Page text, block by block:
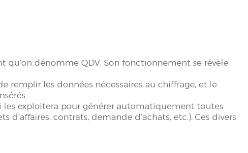
qu’on dénomme QDV. Son fonctionnement se révèle
remplir les données nécessaires au chiffrage, et le
les exploitera pour générer automatiquement toutes
contrats, demande d’achats, etc.). Ces divers